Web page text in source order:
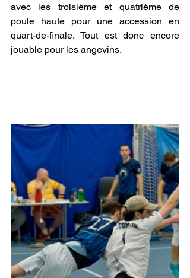
avec les troisième et quatrième de
poule haute pour une accession en
quart-de-finale. Tout est donc encore
jouable pour les angevins.